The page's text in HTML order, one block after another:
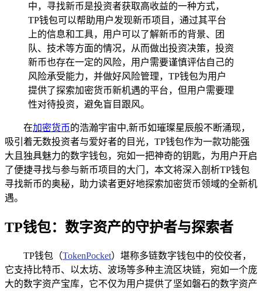
中，寻找新币是投资者获取高收益的一种方式，
TP钱包可以帮助用户发现新币项目，通过其平台
上的信息和工具，用户可以了解新币的背景、团
队、技术等方面的情况，从而做出投资决策，投资
新币也存在一定的风险，用户需要谨慎评估自己的
风险承受能力，并做好风险管理，TP钱包为用户
提供了探索加密货币新机遇的平台，但用户需要理
性对待投资，避免盲目跟风。
在加密货币的浩瀚宇宙中,新币如璀璨星辰般不断涌现，
吸引着无数投资者与爱好者的目光，TP钱包作为一款功能强
大且独具魅力的数字钱包，宛如一把神奇的钥匙，为用户开启
了便捷寻找与参与新币项目的大门，本文将深入剖析TP钱包
寻找新币的奥秘，助力读者更好地探索加密货币领域的全新机
遇。
TP钱包：数字资产的守护者与探索者
TP钱包（TokenPocket）堪称多链数字钱包中的佼佼者，
它支持比特币、以太坊、波场等多种主流区块链，宛如一个庞
大的数字资产宝库，它不仅为用户提供了坚如磐石的数字资产